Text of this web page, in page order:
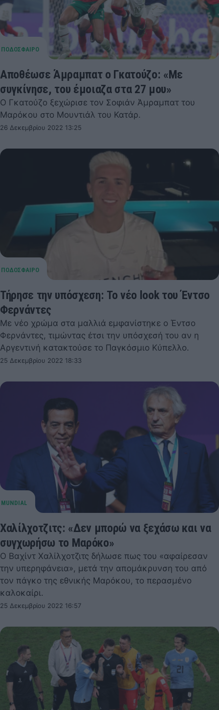
Αποθέωσε Άμραμπατ ο Γκατούζο: «Με
συγκίνησε, του έμοιαζα στα 27 μου»
Ο Γκατούζο ξεχώρισε τον Σοφιάν Άμραμπατ του
Μαρόκου στο Μουντιάλ του Κατάρ.
26 Δεκεμβρίου 2022 13:25
Τήρησε την υπόσχεση: Το νέο look του Έντσο
Φερνάντες
Με νέο χρώμα στα μαλλιά εμφανίστηκε ο Έντσο
Φερνάντες, τιμώντας έτσι την υπόσχεσή του αν η
Αργεντινή κατακτούσε το Παγκόσμιο Κύπελλο.
25 Δεκεμβρίου 2022 18:33
Χαλίλχοτζιτς: «Δεν μπορώ να ξεχάσω και να
συγχωρήσω το Μαρόκο»
Ο Βαχίντ Χαλίλχοτζιτς δήλωσε πως του «αφαίρεσαν
την υπερηφάνεια», μετά την απομάκρυνση του από
τον πάγκο της εθνικής Μαρόκου, το περασμένο
καλοκαίρι.
25 Δεκεμβρίου 2022 16:57